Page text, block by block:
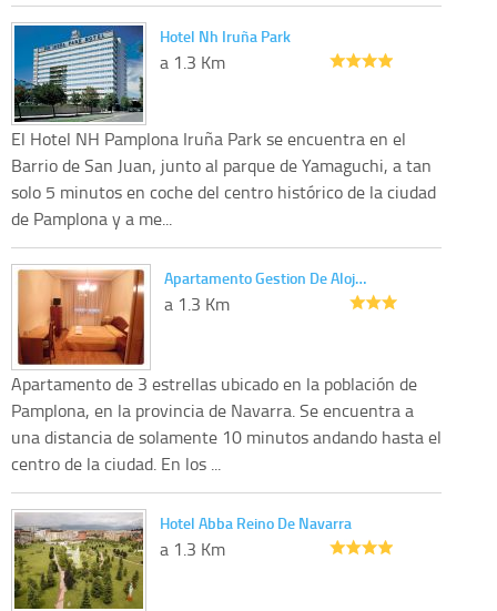
Hotel Nh Iruña Park
a 1.3 Km
El Hotel NH Pamplona Iruña Park se encuentra en el
Barrio de San Juan, junto al parque de Yamaguchi, a tan
solo 5 minutos en coche del centro histórico de la ciudad
de Pamplona y a me...
Apartamento Gestion De Aloj…
a 1.3 Km
Apartamento de 3 estrellas ubicado en la población de
Pamplona, en la provincia de Navarra. Se encuentra a
una distancia de solamente 10 minutos andando hasta el
centro de la ciudad. En los ...
Hotel Abba Reino De Navarra
a 1.3 Km